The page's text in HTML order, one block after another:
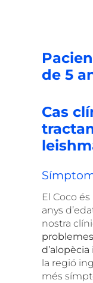
de 5
Cas
El Coco és
anys
nostra
la regió
més